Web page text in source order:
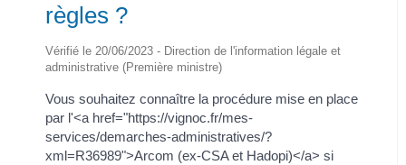
règles ?
Vérifié le 20/06/2023 - Direction de l'information légale et
administrative (Première ministre)
Vous souhaitez connaître la procédure mise en place
par l'<a href="https://vignoc.fr/mes-
services/demarches-administratives/?
xml=R36989">Arcom (ex-CSA et Hadopi)</a> si